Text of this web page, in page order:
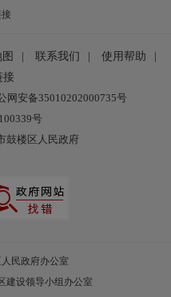
联系我们 使用帮助
接
网安备35010202000735号
号
鼓楼区人民政府
民政府办公室
建设领导小组办公室